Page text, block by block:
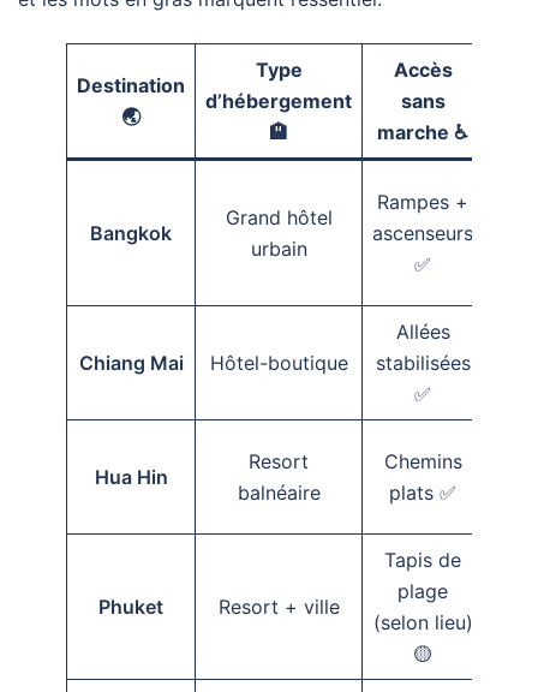
Destination
🌏
Type
d’hébergement
🏨
Accès
sans
marche ♿
Bangkok
Grand hôtel
urbain
Rampes +
ascenseurs
✅
Chiang Mai Hôtel-boutique
Allées
stabilisées
✅
Hua Hin
Resort
balnéaire
Chemins
plats ✅
Phuket Resort + ville
Tapis de
plage
(selon lieu)
🟡